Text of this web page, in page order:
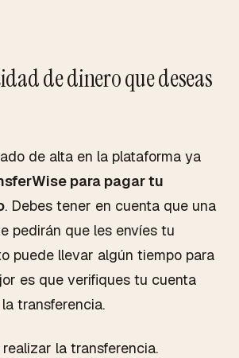
de dinero que deseas
de alta en la plataforma ya
para pagar tu
. Debes tener en cuenta que una
pedirán que les envíes tu
puede llevar algún tiempo para
es que verifiques tu cuenta
transferencia.
la transferencia.